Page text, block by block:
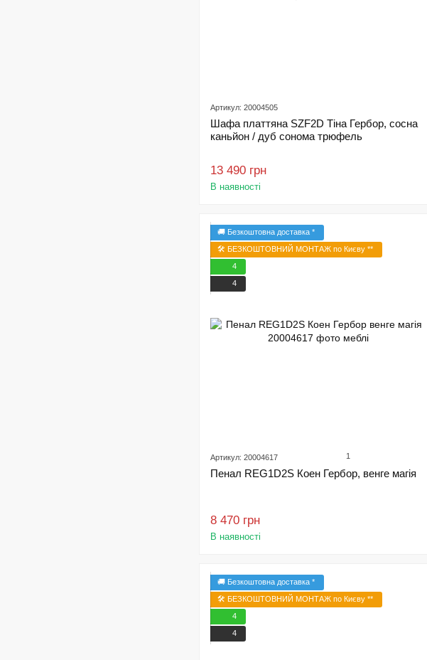
Артикул: 20004505
Шафа платтяна SZF2D Тіна Гербор, сосна
каньйон / дуб сонома трюфель
13 490 грн
В наявності
🚚 Безкоштовна доставка *
🛠️ БЕЗКОШТОВНИЙ МОНТАЖ по Києву **
4
4
Артикул: 20004617 1
Пенал REG1D2S Коен Гербор, венге магія
8 470 грн
В наявності
🚚 Безкоштовна доставка *
🛠️ БЕЗКОШТОВНИЙ МОНТАЖ по Києву **
4
4